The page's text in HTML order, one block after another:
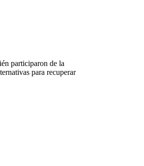
participaron de la
para recuperar